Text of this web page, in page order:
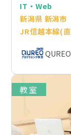
IT・Web
新潟県 新潟市
JR信越本線(
教室